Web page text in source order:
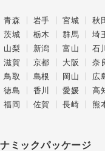
青森 岩手 宮城 秋
茨城 栃木 群馬 埼
山梨 新潟 富山 石
滋賀 京都 大阪 奈
鳥取 島根 岡山 広
徳島 香川 愛媛
高
福岡 佐賀 長崎 熊
ミックパッケージ